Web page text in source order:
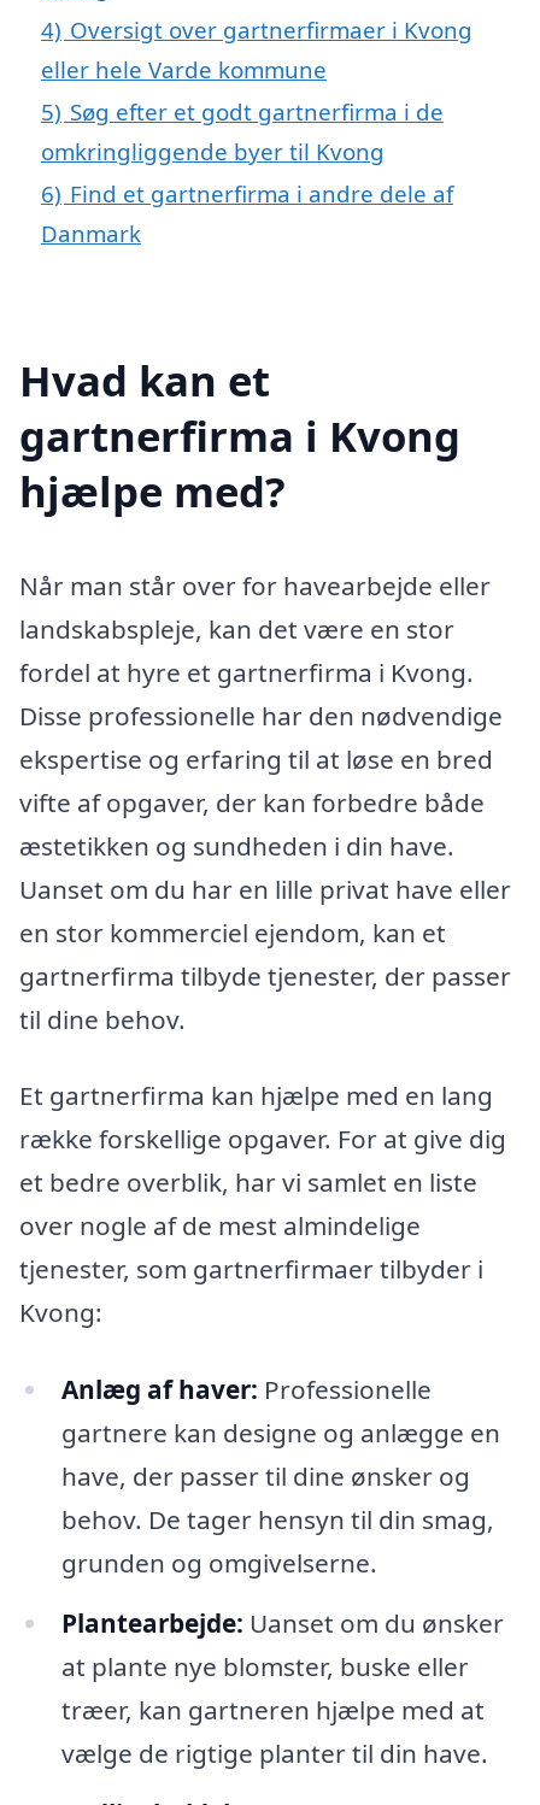
4) Oversigt over gartnerfirmaer i Kvong
eller hele Varde kommune
5) Søg efter et godt gartnerfirma i de
omkringliggende byer til Kvong
6) Find et gartnerfirma i andre dele af
Danmark
Hvad kan et
gartnerfirma i Kvong
hjælpe med?
Når man står over for havearbejde eller
landskabspleje, kan det være en stor
fordel at hyre et gartnerfirma i Kvong.
Disse professionelle har den nødvendige
ekspertise og erfaring til at løse en bred
vifte af opgaver, der kan forbedre både
æstetikken og sundheden i din have.
Uanset om du har en lille privat have eller
en stor kommerciel ejendom, kan et
gartnerfirma tilbyde tjenester, der passer
til dine behov.
Et gartnerfirma kan hjælpe med en lang
række forskellige opgaver. For at give dig
et bedre overblik, har vi samlet en liste
over nogle af de mest almindelige
tjenester, som gartnerfirmaer tilbyder i
Kvong:
Anlæg af haver: Professionelle
gartnere kan designe og anlægge en
have, der passer til dine ønsker og
behov. De tager hensyn til din smag,
grunden og omgivelserne.
Plantearbejde: Uanset om du ønsker
at plante nye blomster, buske eller
træer, kan gartneren hjælpe med at
vælge de rigtige planter til din have.